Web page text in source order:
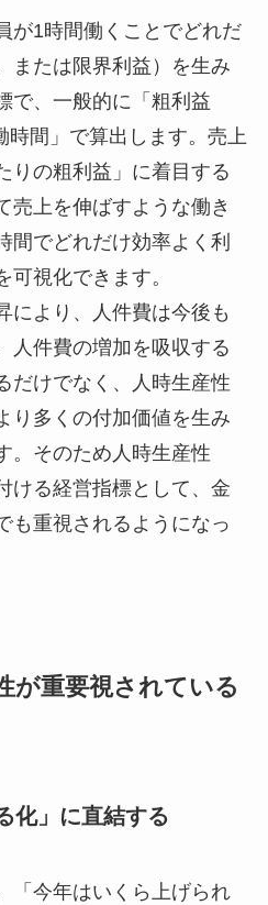
が1時間働くことでどれだ
または限界利益）を生み
で、一般的に「粗利益
時間」で算出します。売上
りの粗利益」に着目する
売上を伸ばすような働き
間でどれだけ効率よく利
視化できます。
により、人件費は今後も
人件費の増加を吸収する
だけでなく、人時生産性
り多くの付加価値を生み
。そのため人時生産性
ける経営指標として、金
も重視されるようになっ
が重要視されている
化」に直結する
「今年はいくら上げられ